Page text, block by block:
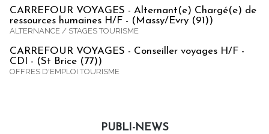
CARREFOUR VOYAGES - Alternant(e) Chargé(e) de
ressources humaines H/F - (Massy/Evry (91))
ALTERNANCE / STAGES TOURISME
CARREFOUR VOYAGES - Conseiller voyages H/F -
CDI - (St Brice (77))
OFFRES D'EMPLOI TOURISME
PUBLI-NEWS